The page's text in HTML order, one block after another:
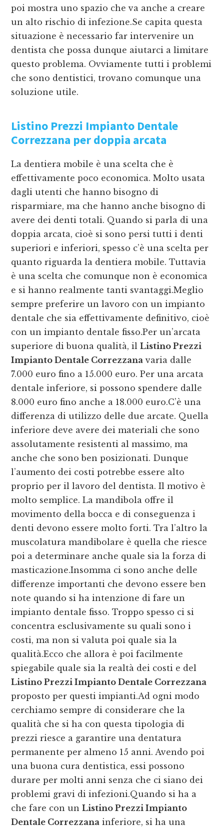
poi mostra uno spazio che va anche a creare
un alto rischio di infezione.Se capita questa
situazione è necessario far intervenire un
dentista che possa dunque aiutarci a limitare
questo problema. Ovviamente tutti i problemi
che sono dentistici, trovano comunque una
soluzione utile.
Listino Prezzi Impianto Dentale
Correzzana per doppia arcata
La dentiera mobile è una scelta che è
effettivamente poco economica. Molto usata
dagli utenti che hanno bisogno di
risparmiare, ma che hanno anche bisogno di
avere dei denti totali. Quando si parla di una
doppia arcata, cioè si sono persi tutti i denti
superiori e inferiori, spesso c’è una scelta per
quanto riguarda la dentiera mobile. Tuttavia
è una scelta che comunque non è economica
e si hanno realmente tanti svantaggi.Meglio
sempre preferire un lavoro con un impianto
dentale che sia effettivamente definitivo, cioè
con un impianto dentale fisso.Per un’arcata
superiore di buona qualità, ilListino Prezzi
Impianto Dentale Correzzana varia dalle
7.000 euro fino a 15.000 euro. Per una arcata
dentale inferiore, si possono spendere dalle
8.000 euro fino anche a 18.000 euro.C’è una
differenza di utilizzo delle due arcate. Quella
inferiore deve avere dei materiali che sono
assolutamente resistenti al massimo, ma
anche che sono ben posizionati. Dunque
l’aumento dei costi potrebbe essere alto
proprio per il lavoro del dentista. Il motivo è
molto semplice. La mandibola offre il
movimento della bocca e di conseguenza i
denti devono essere molto forti. Tra l’altro la
muscolatura mandibolare è quella che riesce
poi a determinare anche quale sia la forza di
masticazione.Insomma ci sono anche delle
differenze importanti che devono essere ben
note quando si ha intenzione di fare un
impianto dentale fisso. Troppo spesso ci si
concentra esclusivamente su quali sono i
costi, ma non si valuta poi quale sia la
qualità.Ecco che allora è poi facilmente
spiegabile quale sia la realtà dei costi e del
Listino Prezzi Impianto Dentale Correzzana
proposto per questi impianti.Ad ogni modo
cerchiamo sempre di considerare che la
qualità che si ha con questa tipologia di
prezzi riesce a garantire una dentatura
permanente per almeno 15 anni. Avendo poi
una buona cura dentistica, essi possono
durare per molti anni senza che ci siano dei
problemi gravi di infezioni.Quando si ha a
che fare con unListino Prezzi Impianto
Dentale Correzzana inferiore, si ha una